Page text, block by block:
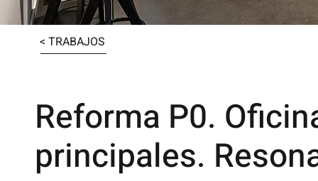
< TRABAJOS
Reforma P0.
principales.